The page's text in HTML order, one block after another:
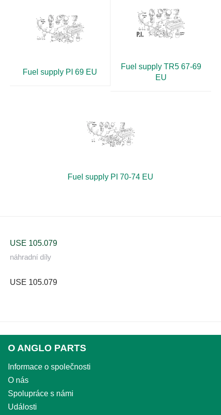
Fuel supply PI 69 EU
Fuel supply TR5 67-69
EU
Fuel supply PI 70-74 EU
USE 105.079
náhradní díly
USE 105.079
O ANGLO PARTS
Informace o společnosti
O nás
Spolupráce s námi
Události